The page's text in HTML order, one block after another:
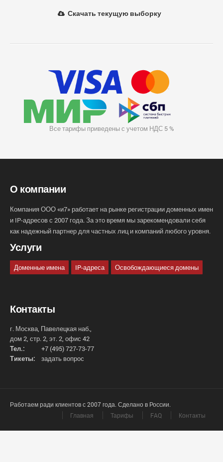
Скачать текущую выборку
Все тарифы приведены с учетом НДС 5 %
О компании
Компания ООО «и7» работает на рынке регистрации доменных имен
и IP-адресов с 2007 года. За это время мы зарекомендовали себя
как надежный партнер для частных лиц и компаний любого уровня.
Услуги
Доменные имена IP-адреса Освобождающиеся домены
Контакты
г. Москва, Павелецкая наб.,
дом 2, стр. 2, эт. 2, офис 42
Тел.:
+7 (495) 727-73-77
Тикеты:
задать вопрос
Работаем ради клиентов с 2007 года. Сделано в России.
Главная
Тарифы FAQ Контакты